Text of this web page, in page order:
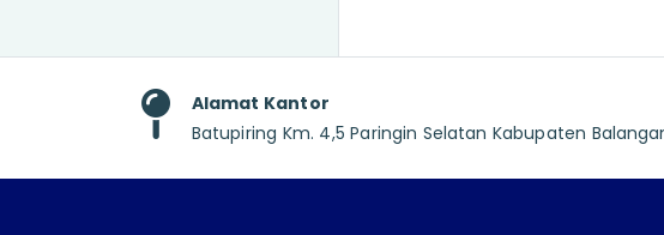
Alamat Kantor
Batupiring Km. 4,5 Paringin Selatan Kabupaten